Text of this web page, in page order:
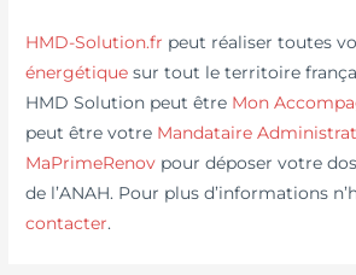
HMD-Solution.fr peut réaliser toutes
énergétique sur tout le territoire
HMD Solution peut être Mon
peut être votre Mandataire
MaPrimeRenov pour déposer votre
de l’ANAH. Pour plus d’informations
contacter.